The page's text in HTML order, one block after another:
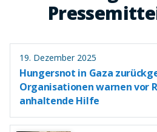
19. Dezember 2025
Hungersnot in Gaza
Organisationen warnen vor
anhaltende Hilfe